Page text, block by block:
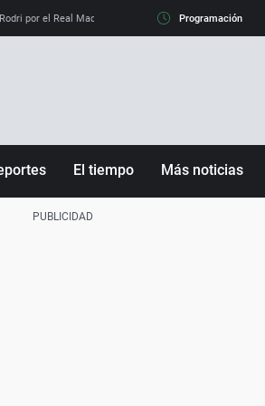
por el Real Madrid y su 'sí' al Barça La llamada
Programación
El tiempo Más noticias